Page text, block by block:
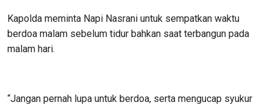
Kapolda meminta Napi Nasrani untuk sempatkan waktu
berdoa malam sebelum tidur bahkan saat terbangun pada
malam hari.
“Jangan pernah lupa untuk berdoa, serta mengucap syukur